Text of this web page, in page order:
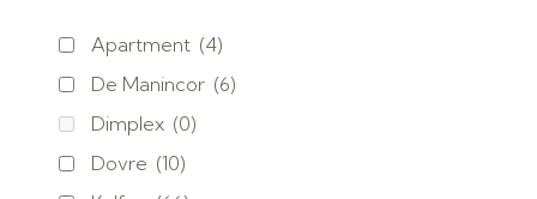
Apartment (4)
De Manincor (6)
Dimplex (0)
Dovre (10)